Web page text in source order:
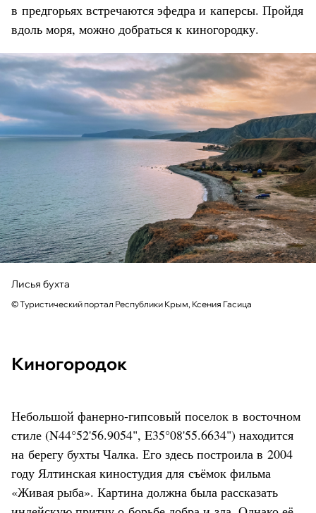
в предгорьях встречаются эфедра и каперсы. Пройдя
вдоль моря, можно добраться к киногородку.
Лисья бухта
© Туристический портал Республики Крым, Ксения Гасица
Киногородок
Небольшой фанерно-гипсовый поселок в восточном
стиле (N44°52'56.9054", E35°08'55.6634") находится
на берегу бухты Чалка. Его здесь построила в 2004
году Ялтинская киностудия для съёмок фильма
«Живая рыба». Картина должна была рассказать